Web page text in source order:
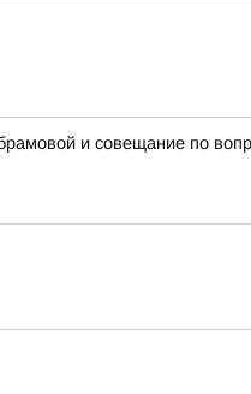
и совещание по